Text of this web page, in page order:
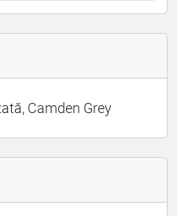
Camden Grey